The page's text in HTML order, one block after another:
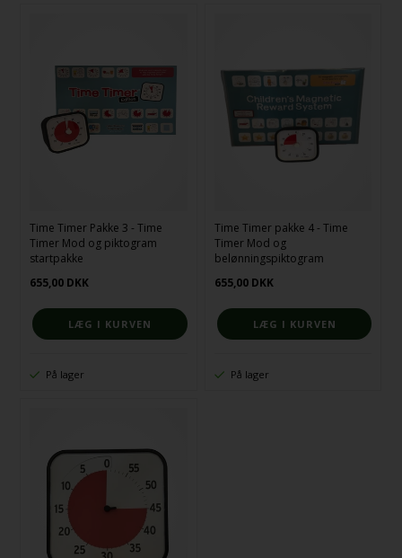
Time Timer Pakke 3 - Time
Timer Mod og piktogram
startpakke
655,00 DKK
På lager
Time Timer pakke 4 - Time
Timer Mod og
belønningspiktogram
655,00 DKK
På lager